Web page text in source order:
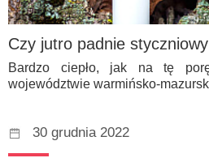
Czy jutro padnie
Bardzo ciepło, jak na tę
województwie warmińsko-
30 grudnia 2022